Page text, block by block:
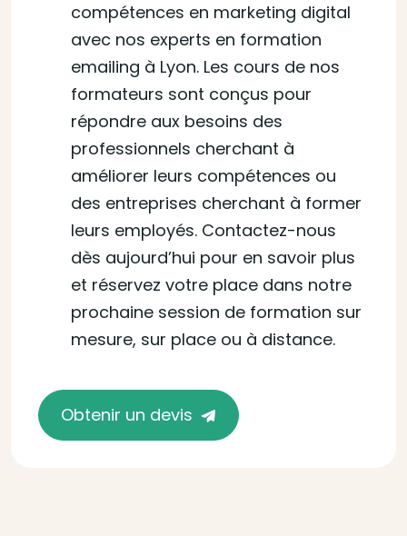
compétences en marketing digital
avec nos experts en formation
emailing à Lyon. Les cours de nos
formateurs sont conçus pour
répondre aux besoins des
professionnels cherchant à
améliorer leurs compétences ou
des entreprises cherchant à former
leurs employés. Contactez-nous
dès aujourd’hui pour en savoir plus
et réservez votre place dans notre
prochaine session de formation sur
mesure, sur place ou à distance.
Obtenir un devis